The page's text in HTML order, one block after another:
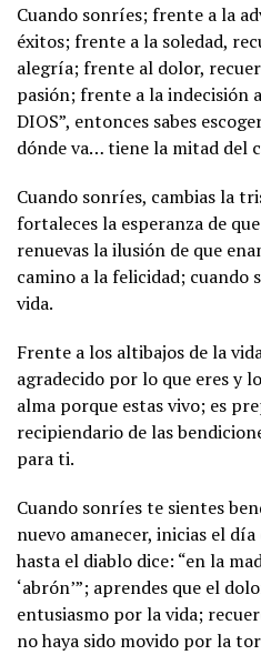
Cuando sonríes; frente a la
éxitos; frente a la soledad,
alegría; frente al dolor,
pasión; frente a la indecisión
DIOS”, entonces sabes
dónde va… tiene la mitad del
Cuando sonríes, cambias la
fortaleces la esperanza de
renuevas la ilusión de que
camino a la felicidad; cuando
vida.
Frente a los altibajos de la
agradecido por lo que eres y
alma porque estas vivo; es
recipiendario de las
para ti.
Cuando sonríes te sientes
nuevo amanecer, inicias el
hasta el diablo dice: “en la
‘abrón’”; aprendes que el
entusiasmo por la vida;
no haya sido movido por la